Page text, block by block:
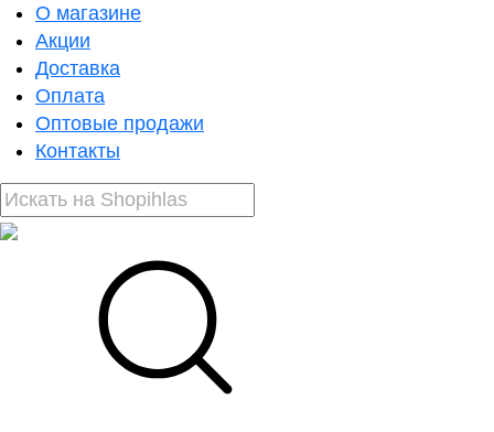
О магазине
Акции
Доставка
Оплата
Оптовые продажи
Контакты